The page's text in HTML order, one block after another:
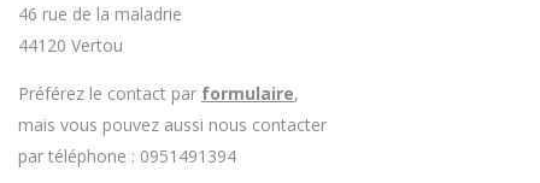
46 rue de la maladrie
44120 Vertou
Préférez le contact par formulaire,
mais vous pouvez aussi nous contacter
par téléphone : 0951491394